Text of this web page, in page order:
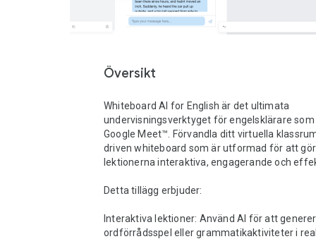
Översikt
Whiteboard AI for English är det ultimata
undervisningsverktyget för engelsklärare
Google Meet™. Förvandla ditt virtuella
driven whiteboard som är utformad för att
lektionerna interaktiva, engagerande och
Detta tillägg erbjuder:
Interaktiva lektioner: Använd AI för att
ordförrådsspel eller grammatikaktiviteter i